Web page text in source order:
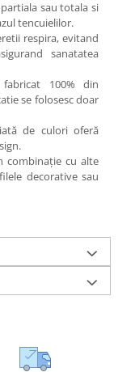
sau totala si
tencuielilor.
respira, evitand
sanatatea
100% din
se folosesc doar
de culori oferă
cu alte
decorative sau